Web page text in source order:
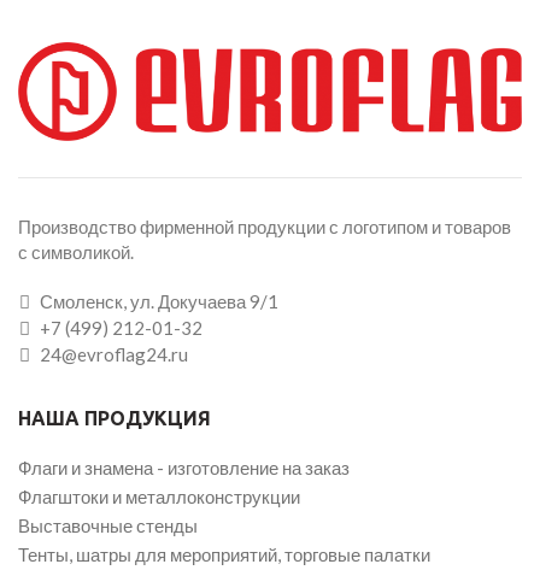
Производство фирменной продукции с логотипом и товаров
с символикой.
Смоленск, ул. Докучаева 9/1
+7 (499) 212-01-32
24@evroflag24.ru
НАША ПРОДУКЦИЯ
Флаги и знамена - изготовление на заказ
Флагштоки и металлоконструкции
Выставочные стенды
Тенты, шатры для мероприятий, торговые палатки